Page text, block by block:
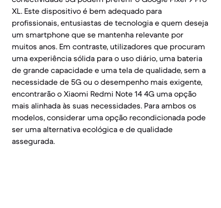
XL. Este dispositivo é bem adequado para
profissionais, entusiastas de tecnologia e quem deseja
um smartphone que se mantenha relevante por
muitos anos. Em contraste, utilizadores que procuram
uma experiência sólida para o uso diário, uma bateria
de grande capacidade e uma tela de qualidade, sem a
necessidade de 5G ou o desempenho mais exigente,
encontrarão o Xiaomi Redmi Note 14 4G uma opção
mais alinhada às suas necessidades. Para ambos os
modelos, considerar uma opção recondicionada pode
ser uma alternativa ecológica e de qualidade
assegurada.